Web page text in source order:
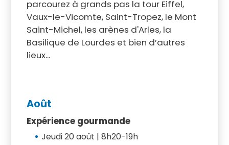
parcourez à grands pas la tour Eiffel,
Vaux-le-Vicomte, Saint-Tropez, le Mont
Saint-Michel, les arènes d'Arles, la
Basilique de Lourdes et bien d’autres
lieux...
Août
Expérience gourmande
Jeudi 20 août | 8h20-19h